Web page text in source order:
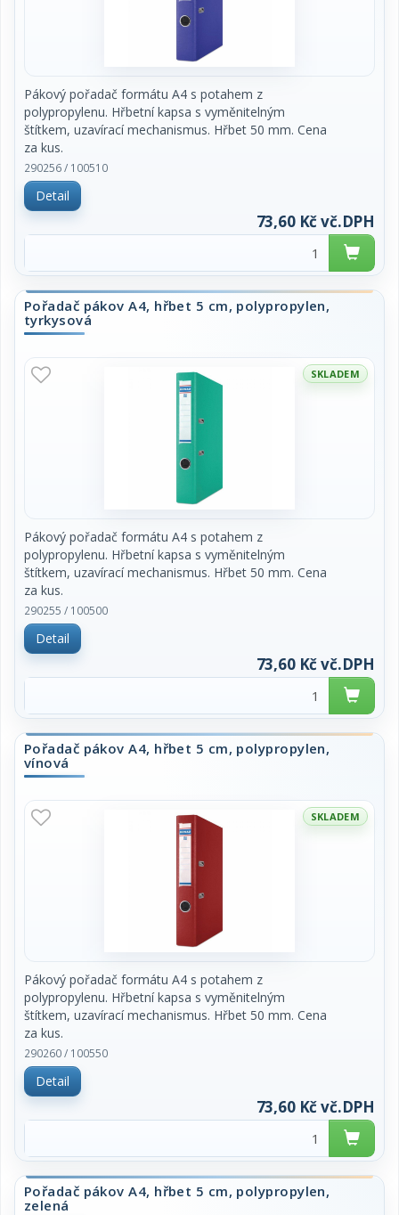
Pákový pořadač formátu A4 s potahem z
polypropylenu. Hřbetní kapsa s vyměnitelným
štítkem, uzavírací mechanismus. Hřbet 50 mm. Cena
za kus.
290256 / 100510
Detail
73,60 Kč vč.DPH
Pořadač pákov A4, hřbet 5 cm, polypropylen,
tyrkysová
SKLADEM
Pákový pořadač formátu A4 s potahem z
polypropylenu. Hřbetní kapsa s vyměnitelným
štítkem, uzavírací mechanismus. Hřbet 50 mm. Cena
za kus.
290255 / 100500
Detail
73,60 Kč vč.DPH
Pořadač pákov A4, hřbet 5 cm, polypropylen,
vínová
SKLADEM
Pákový pořadač formátu A4 s potahem z
polypropylenu. Hřbetní kapsa s vyměnitelným
štítkem, uzavírací mechanismus. Hřbet 50 mm. Cena
za kus.
290260 / 100550
Detail
73,60 Kč vč.DPH
Pořadač pákov A4, hřbet 5 cm, polypropylen,
zelená